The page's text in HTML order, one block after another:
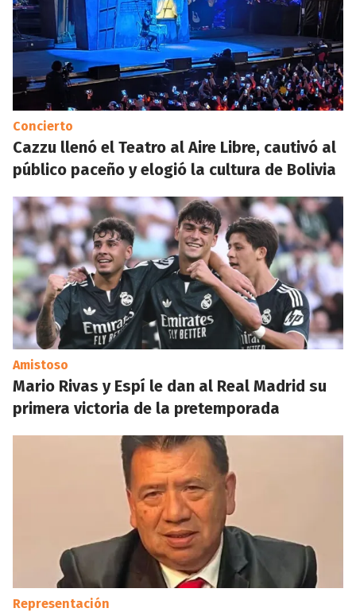
Concierto
Cazzu llenó el Teatro al Aire Libre, cautivó al
público paceño y elogió la cultura de Bolivia
Amistoso
Mario Rivas y Espí le dan al Real Madrid su
primera victoria de la pretemporada
Representación